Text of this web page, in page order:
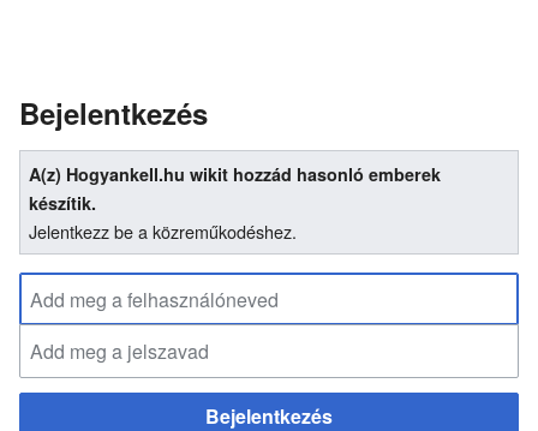
Bejelentkezés
A(z) Hogyankell.hu wikit hozzád hasonló emberek
készítik.
Jelentkezz be a közreműkodéshez.
Bejelentkezés